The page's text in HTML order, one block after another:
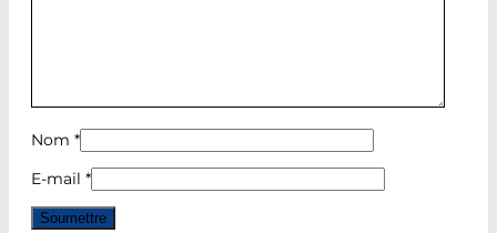
Nom *
E-mail *